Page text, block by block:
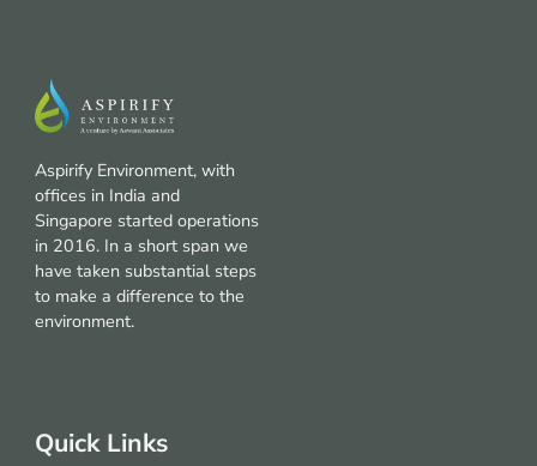
Aspirify Environment, with
offices in India and
Singapore started operations
in 2016. In a short span we
have taken substantial steps
to make a difference to the
environment.
Quick Links